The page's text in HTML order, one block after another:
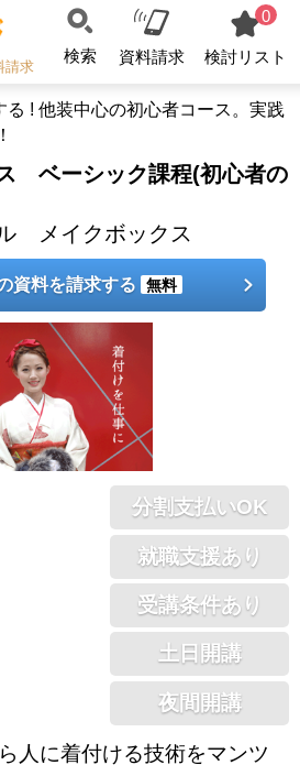
請求
検索 資料請求
0
検討リスト
る ! 他装中心の初心者コース。実践
ベーシック課程(初心者の
メイクボックス
資料を請求する 無料
分割支払いOK
就職支援あり
受講条件あり
土日開講
夜間開講
人に着付ける技術をマンツ